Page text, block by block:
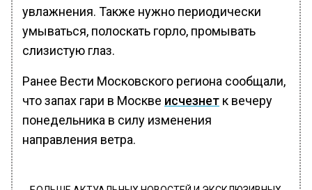
увлажнения. Также нужно периодически
умываться, полоскать горло, промывать
слизистую глаз.
Ранее Вести Московского региона сообщали,
что запах гари в Москве исчезнет к вечеру
понедельника в силу изменения
направления ветра.